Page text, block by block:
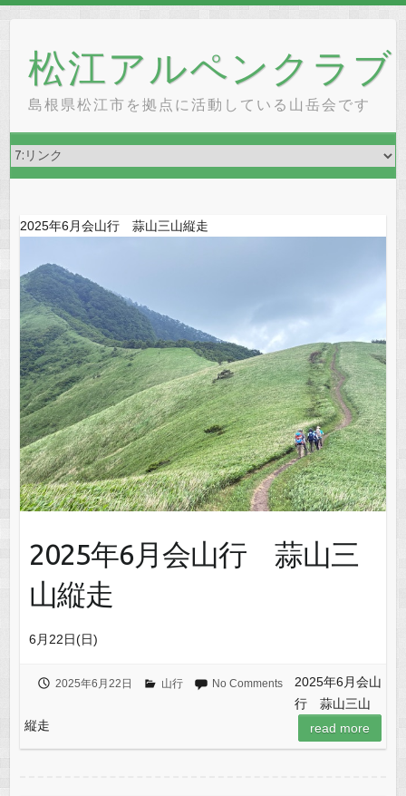
content松江アルペンクラブ
島根県松江市を拠点に活動している山岳会です
2025年6月会山行 蒜山三山縦走
2025年6月会山行 蒜山三
山縦走
6月22日(日)
2025年6月22日 山行 No Comments
2025年6月会山
行 蒜山三山
縦走
read more